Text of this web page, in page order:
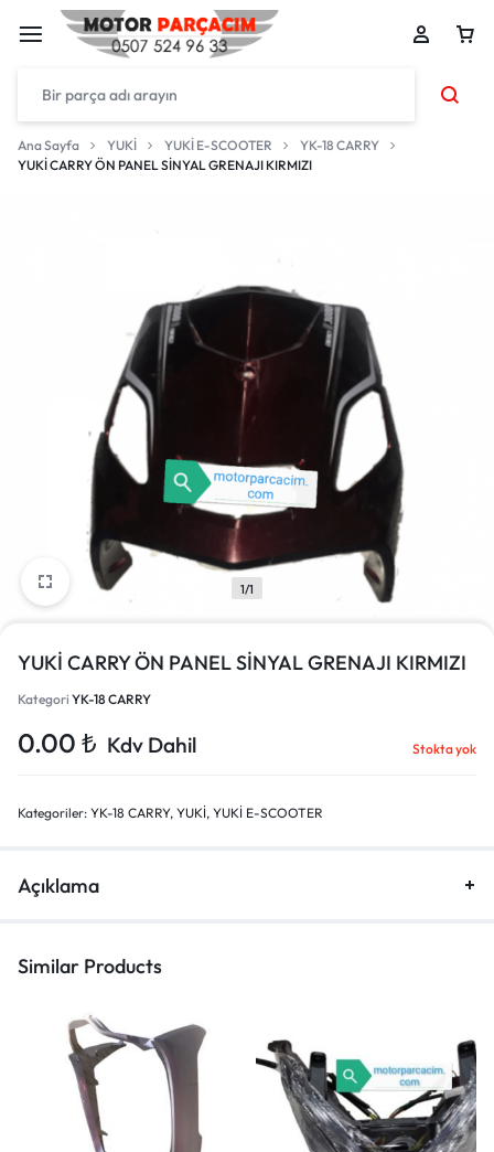
Ana Sayfa YUKİ YUKİ E-SCOOTER
YK-18 CARRY
YUKİ CARRY ÖN PANEL SİNYAL GRENAJI KIRMIZI
1/1
YUKİ CARRY ÖN PANEL SİNYAL GRENAJI KIRMIZI
Kategori YK-18 CARRY
0.00 ₺ Kdv Dahil Stokta yok
Kategoriler: YK-18 CARRY, YUKİ, YUKİ E-SCOOTER
Açıklama
Similar Products